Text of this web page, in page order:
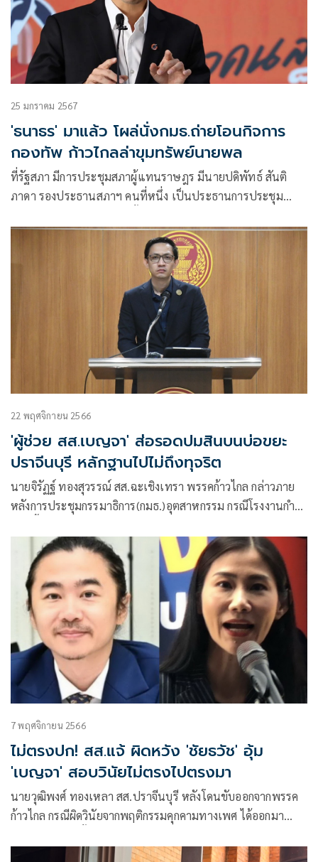
25 มกราคม 2567
'ธนาธร' มาแล้ว โผล่นั่งกมธ.ถ่ายโอนกิจการ
กองทัพ ก้าวไกลล่าขุมทรัพย์นายพล
ที่รัฐสภา มีการประชุมสภาผู้แทนราษฎร มีนายปดิพัทธ์ สันติ
ภาดา รองประธานสภาฯ คนที่หนึ่ง เป็นประธานการประชุม
ศึกษาแนวทางการถ่ายโอนหน้าที่การให้บริการไฟฟ้าที่อยู่ใน
ความดูแลรับผิดชอบของกิจการไฟฟ้า
22 พฤศจิกายน 2566
'ผู้ช่วย สส.เบญจา' ส่อรอดปมสินบนบ่อขยะ
ปราจีนบุรี หลักฐานไปไม่ถึงทุจริต
นายจิรัฏฐ์ ทองสุวรรณ์ สส.ฉะเชิงเทรา พรรคก้าวไกล กล่าวภาย
หลังการประชุมกรรมาธิการ(กมธ.)อุตสาหกรรม กรณีโรงงานกำจัด
วุฒิพงศ์ ทองเหลา สส.ปราจีนบุรี ร้องเรียนผู้ช่วยของน.ส.เบญจา
แสงจันทร์
7 พฤศจิกายน 2566
ไม่ตรงปก! สส.แจ้ ผิดหวัง 'ชัยธวัช' อุ้ม
'เบญจา' สอบวินัยไม่ตรงไปตรงมา
นายวุฒิพงศ์ ทองเหลา สส.ปราจีนบุรี หลังโดนขับออกจากพรรค
ก้าวไกล กรณีผิดวินัยจากพฤติกรรมคุกคามทางเพศ ได้ออกมา
แสงจันทร์ สส.บัญชีรายชื่อ